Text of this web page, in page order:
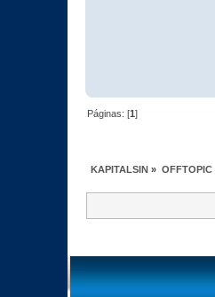
Páginas: [1]
KAPITALSIN » OFFTOPIC